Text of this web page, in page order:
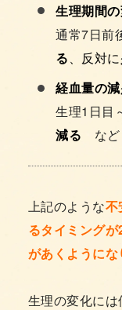
生理期間
通常7日前
る 、反対に
経血量の
生理1日目
減る など
上記のような不
るタイミング
があくようにな
生理の変化に